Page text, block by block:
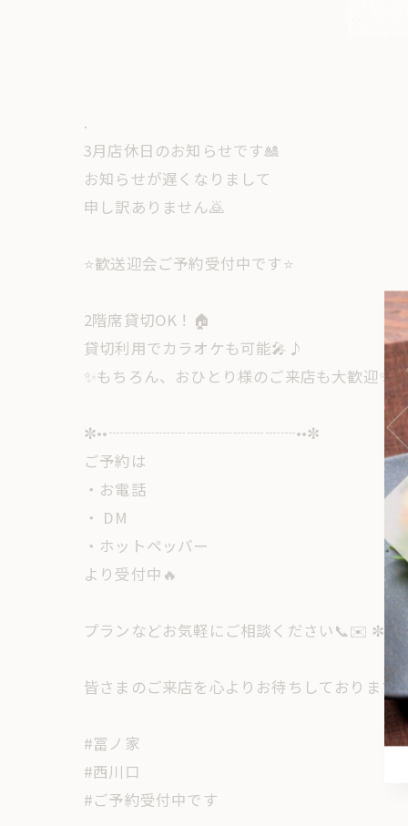
.
3月店休日のお知らせです🎎
お知らせが遅くなりまして
申し訳ありません🙇
⭐歓送迎会ご予約受付中です⭐
2階席貸切OK！🏠
貸切利用でカラオケも可能🎤♪
✨もちろん、おひとり様のご来店も大歓迎✨
✼••┈┈┈┈┈┈┈┈┈┈┈┈••✼
ご予約は
・お電話
・ DM
・ホットペッパー
より受付中🔥
プランなどお気軽にご相談ください
皆さまのご来店を心よりお待ちしております🏠
#冨ノ家
#西川口
#ご予約受付中です